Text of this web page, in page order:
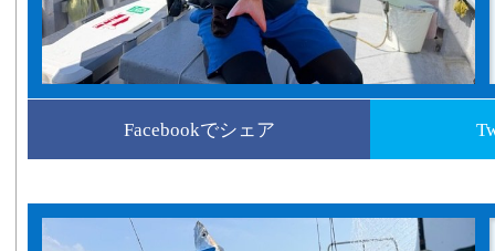
Facebookでシェア